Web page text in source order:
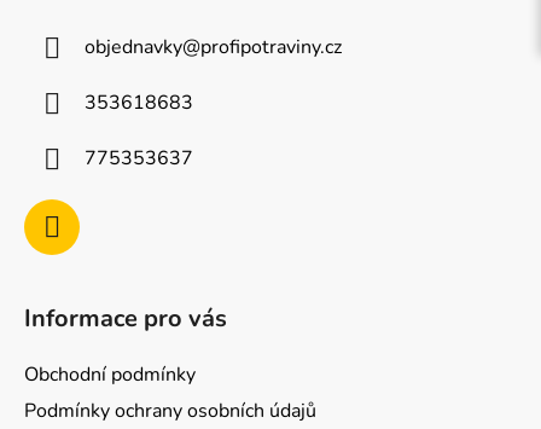
objednavky@profipotraviny.cz
353618683
775353637
Informace pro vás
Obchodní podmínky
Podmínky ochrany osobních údajů